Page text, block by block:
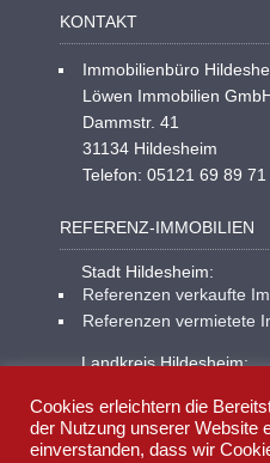
KONTAKT
Immobilienbüro
Löwen Immobilien
Dammstr. 41
31134 Hildesheim
Telefon: 05121 69 89
REFERENZ-IMMOBILIEN
Stadt Hildesheim:
Referenzen verkaufte
Referenzen vermietete
Landkreis Hildesheim:
Referenzen vermietete
Cookies erleichtern die
der Nutzung unserer Website
einverstanden, dass wir